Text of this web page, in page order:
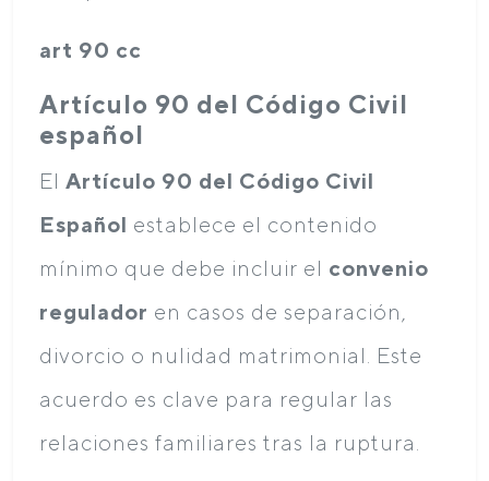
art 90 cc
Artículo 90 del Código Civil
español
El Artículo 90 del Código Civil
Español establece el contenido
mínimo que debe incluir el convenio
regulador en casos de separación,
divorcio o nulidad matrimonial. Este
acuerdo es clave para regular las
relaciones familiares tras la ruptura.